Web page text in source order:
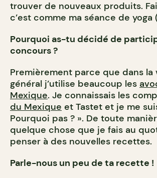
trouver de nouveaux produits.
c’est comme ma séance de yoga
Pourquoi as-tu décidé de
concours ?
Premièrement parce que dans la
général j’utilise beaucoup les
Mexique. Je connaissais les
du Mexique et Tastet et je me
Pourquoi pas ? ». De toute
quelque chose que je fais au
penser à des nouvelles recettes.
Parle-nous un peu de ta recette !